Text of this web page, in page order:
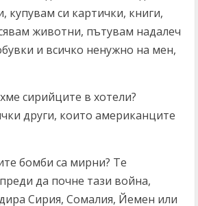
купувам си картички, книги,
животни, пътувам надалеч
и всичко ненужно на мен,
сирийците в хотели?
други, които американците
бомби са мирни? Те
да почне тази война,
Сирия, Сомалия, Йемен или